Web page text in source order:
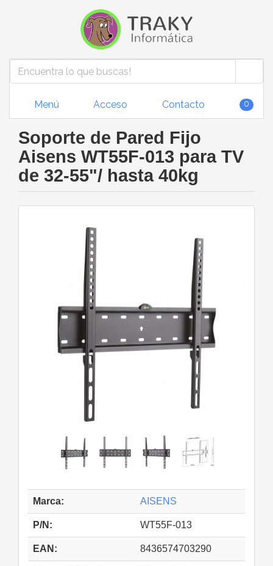
Menú Acceso Contacto 0
Soporte de Pared Fijo
Aisens WT55F-013 para TV
de 32-55"/ hasta 40kg
Marca: AISENS
P/N: WT55F-013
EAN: 8436574703290